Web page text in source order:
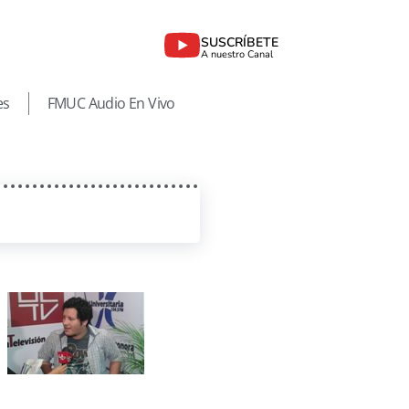
SUSCRÍBETE
A nuestro Canal
FMUC Audio En Vivo